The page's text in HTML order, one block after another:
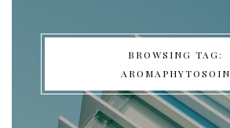
BROWSING TAG:
AROMAPHYTOSOIN